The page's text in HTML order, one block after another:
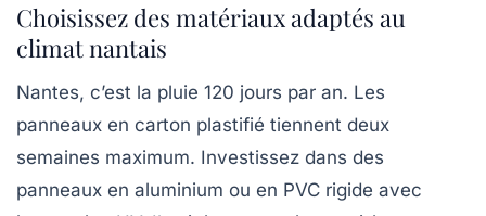
Choisissez des matériaux adaptés au
climat nantais
Nantes, c’est la pluie 120 jours par an. Les
panneaux en carton plastifié tiennent deux
semaines maximum. Investissez dans des
panneaux en aluminium ou en PVC rigide avec